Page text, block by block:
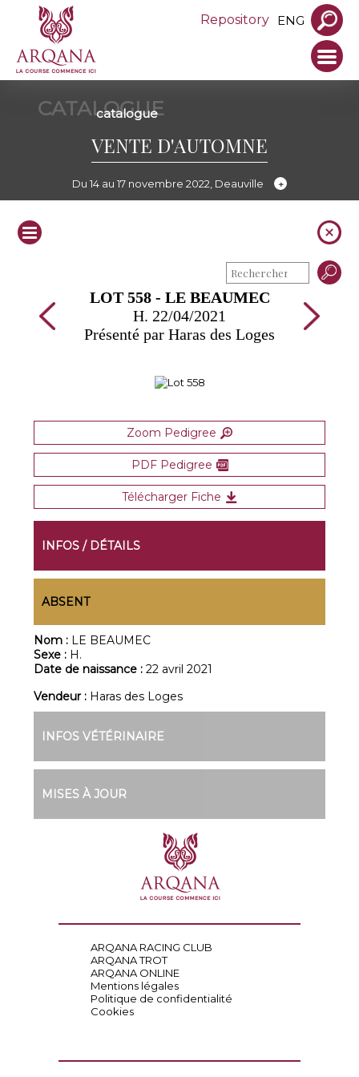
Repository ENG
CATALOGUE
catalogue
VENTE D'AUTOMNE
Du 14 au 17 novembre 2022, Deauville
LOT 558 - LE BEAUMEC
H. 22/04/2021
Présenté par Haras des Loges
Zoom Pedigree
PDF Pedigree
Télécharger Fiche
INFOS / DÉTAILS
ABSENT
Nom : LE BEAUMEC
Sexe : H.
Date de naissance :22 avril 2021
Vendeur : Haras des Loges
INFOS VÉTÉRINAIRE
MISES À JOUR
ARQANA RACING CLUB
ARQANA TROT
ARQANA ONLINE
Mentions légales
Politique de confidentialité
Cookies